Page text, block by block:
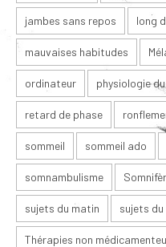
jambes sans repos long
mauvaises habitudes
ordinateur physiologie
retard de phase
sommeil sommeil ado
somnambulisme
sujets du matin sujets
Thérapies non